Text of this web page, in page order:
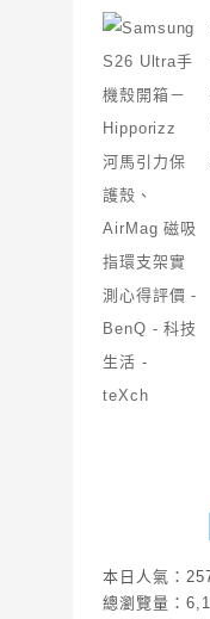
本日人氣：
總瀏覽量：